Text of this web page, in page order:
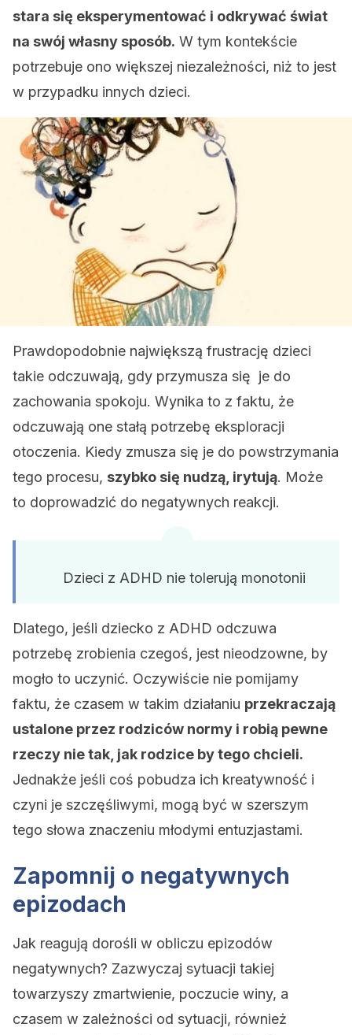
stara się eksperymentować i odkrywać świat
na swój własny sposób. W tym kontekście
potrzebuje ono większej niezależności, niż to jest
w przypadku innych dzieci.
Prawdopodobnie największą frustrację dzieci
takie odczuwają, gdy przymusza się je do
zachowania spokoju. Wynika to z faktu, że
odczuwają one stałą potrzebę eksploracji
otoczenia. Kiedy zmusza się je do powstrzymania
tego procesu, szybko się nudzą, irytują. Może
to doprowadzić do negatywnych reakcji.
Dzieci z ADHD nie tolerują monotonii
Dlatego, jeśli dziecko z ADHD odczuwa
potrzebę zrobienia czegoś, jest nieodzowne, by
mogło to uczynić. Oczywiście nie pomijamy
faktu, że czasem w takim działaniu przekraczają
ustalone przez rodziców normy i robią pewne
rzeczy nie tak, jak rodzice by tego chcieli.
Jednakże jeśli coś pobudza ich kreatywność i
czyni je szczęśliwymi, mogą być w szerszym
tego słowa znaczeniu młodymi entuzjastami.
Zapomnij o negatywnych
epizodach
Jak reagują dorośli w obliczu epizodów
negatywnych? Zazwyczaj sytuacji takiej
towarzyszy zmartwienie, poczucie winy, a
czasem w zależności od sytuacji, również